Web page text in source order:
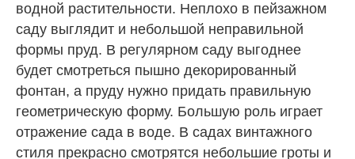
водной растительности. Неплохо в пейзажном
саду выглядит и небольшой неправильной
формы пруд. В регулярном саду выгоднее
будет смотреться пышно декорированный
фонтан, а пруду нужно придать правильную
геометрическую форму. Большую роль играет
отражение сада в воде. В садах винтажного
стиля прекрасно смотрятся небольшие гроты и